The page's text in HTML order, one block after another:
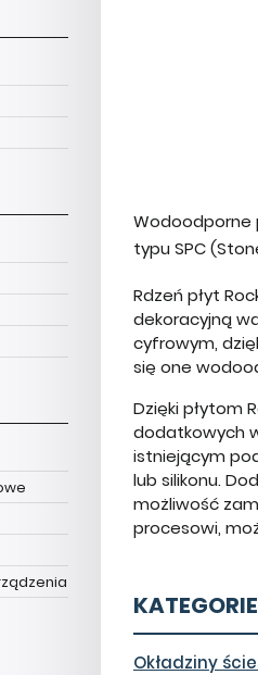
Wodoodporne
typu SPC
Rdzeń płyt
dekoracyjną
cyfrowym,
się one
Dzięki płytom
dodatkowych
istniejącym
lub silikonu.
możliwość
procesowi,
Okładziny